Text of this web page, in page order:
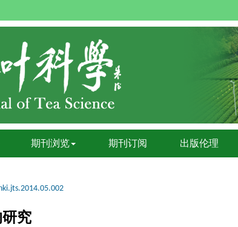
期刊浏览 期刊订阅 出版伦理
究